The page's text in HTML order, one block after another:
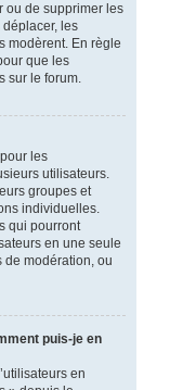
ou de supprimer les
les
modèrent. En règle
que les
sur le forum.
les
utilisateurs.
groupes et
individuelles.
qui pourront
en une seule
de modération, ou
puis-je en
en